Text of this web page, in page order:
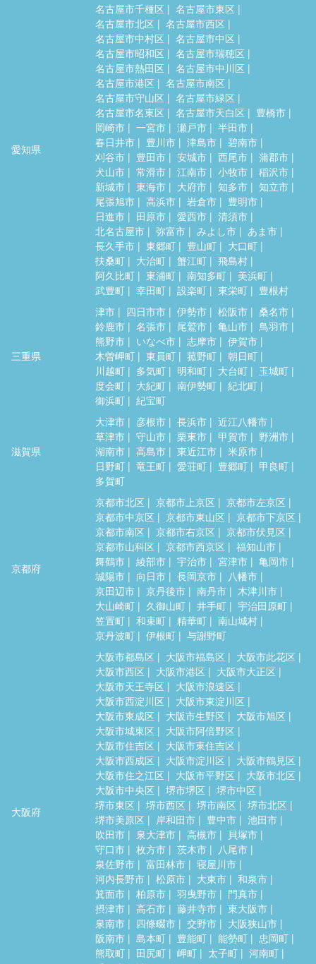
愛知県
名古屋市千種区
名古屋市東区
名古屋市北区
名古屋市西区
名古屋市中村区
名古屋市中区
名古屋市昭和区
名古屋市瑞穂区
名古屋市熱田区
名古屋市中川区
名古屋市港区
名古屋市南区
名古屋市守山区
名古屋市緑区
名古屋市名東区
名古屋市天白区
豊橋市
岡崎市
一宮市 瀬戸市
半田市
春日井市
豊川市 津島市
碧南市
刈谷市
豊田市 安城市 西尾市
蒲郡市
犬山市
常滑市 江南市 小牧市
稲沢市
新城市
東海市 大府市 知多市
知立市
尾張旭市
高浜市 岩倉市
豊明市
日進市
田原市 愛西市
清須市
北名古屋市
弥富市 みよし市
あま市
長久手市
東郷町 豊山町
大口町
扶桑町
大治町 蟹江町
飛島村
阿久比町
東浦町 南知多町
美浜町
武豊町
幸田町 設楽町 東栄町 豊根村
三重県
津市 四日市市 伊勢市 松阪市
桑名市
鈴鹿市
名張市 尾鷲市 亀山市
鳥羽市
熊野市
いなべ市 志摩市
伊賀市
木曽岬町
東員町 菰野町
朝日町
川越町
多気町 明和町 大台町
玉城町
度会町
大紀町 南伊勢町
紀北町
御浜町
紀宝町
滋賀県
大津市 彦根市 長浜市
近江八幡市
草津市
守山市 栗東市 甲賀市
野洲市
湖南市
高島市 東近江市
米原市
日野町
竜王町 愛荘町 豊郷町
甲良町
多賀町
京都府
京都市北区 京都市上京区
京都市左京区
京都市中京区
京都市東山区
京都市下京区
京都市南区
京都市右京区
京都市伏見区
京都市山科区
京都市西京区
福知山市
舞鶴市
綾部市 宇治市 宮津市
亀岡市
城陽市
向日市 長岡京市
八幡市
京田辺市
京丹後市 南丹市
木津川市
大山崎町
久御山町 井手町
宇治田原町
笠置町
和束町 精華町
南山城村
京丹波町
伊根町 与謝野町
大阪府
大阪市都島区 大阪市福島区
大阪市此花区
大阪市西区
大阪市港区
大阪市大正区
大阪市天王寺区
大阪市浪速区
大阪市西淀川区
大阪市東淀川区
大阪市東成区
大阪市生野区
大阪市旭区
大阪市城東区
大阪市阿倍野区
大阪市住吉区
大阪市東住吉区
大阪市西成区
大阪市淀川区
大阪市鶴見区
大阪市住之江区
大阪市平野区
大阪市北区
大阪市中央区
堺市堺区
堺市中区
堺市東区
堺市西区 堺市南区
堺市北区
堺市美原区
岸和田市 豊中市
池田市
吹田市
泉大津市 高槻市
貝塚市
守口市
枚方市 茨木市
八尾市
泉佐野市
富田林市
寝屋川市
河内長野市
松原市 大東市
和泉市
箕面市
柏原市 羽曳野市
門真市
摂津市
高石市 藤井寺市
東大阪市
泉南市
四條畷市 交野市
大阪狭山市
阪南市
島本町 豊能町 能勢町
忠岡町
熊取町
田尻町 岬町 太子町
河南町